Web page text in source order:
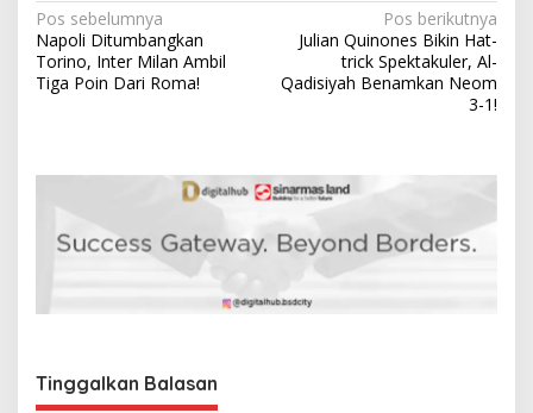
N
a
v
o
Pos sebelumnya
Napoli Ditumbangkan
Torino, Inter Milan Ambil
Tiga Poin Dari Roma!
Pos berikutnya
Julian Quinones Bikin Hat-
trick Spektakuler, Al-
Qadisiyah Benamkan Neom
3-1!
Tinggalkan Balasan